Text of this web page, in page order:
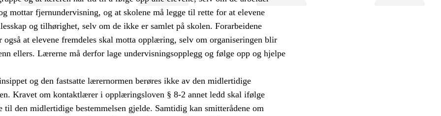
mottar fjernundervisning, og at skolene må legge til rette for at elevene
og tilhørighet, selv om de ikke er samlet på skolen. Forarbeidene
også at elevene fremdeles skal motta opplæring, selv om organiseringen blir
ellers. Lærerne må derfor lage undervisningsopplegg og følge opp og hjelpe
og den fastsatte lærernormen berøres ikke av den midlertidige
Kravet om kontaktlærer i opplæringsloven § 8-2 annet ledd skal ifølge
til den midlertidige bestemmelsen gjelde. Samtidig kan smitterådene om